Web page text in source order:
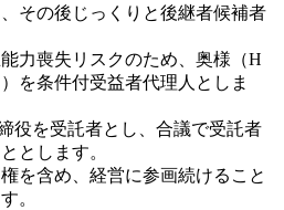
その後じっくりと後継者候補者
力喪失リスクのため、奥様（H
を条件付受益者代理人としま
役を受託者とし、合議で受託者
とします。
を含め、経営に参画続けること
。